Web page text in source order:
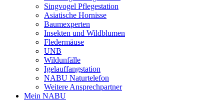
Singvogel Pflegestation
Asiatische Hornisse
Baumexperten
Insekten und Wildblumen
Fledermäuse
UNB
Wildunfälle
Igelauffangstation
NABU Naturtelefon
Weitere Ansprechpartner
Mein NABU